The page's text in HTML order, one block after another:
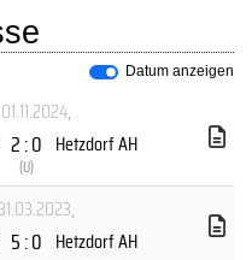
Datum anzeigen
,
2 : 0
(U)
Hetzdorf AH
,
5 : 0 Hetzdorf AH